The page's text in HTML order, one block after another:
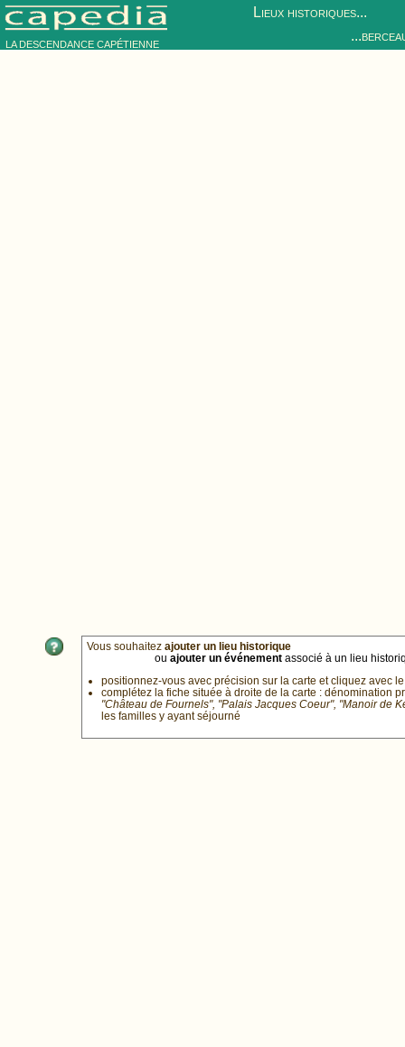
LA DESCENDANCE CAPÉTIENNE
Lieux historiques...
Vous souhaitez ajouter un lieu historique
ou ajouter un événement associé à un lieu
positionnez-vous avec précision sur la carte et cliquez avec
complétez la fiche située à droite de la carte : dénomination
"Château de Fournels", "Palais Jacques Coeur", "Manoir de
les familles y ayant séjourné